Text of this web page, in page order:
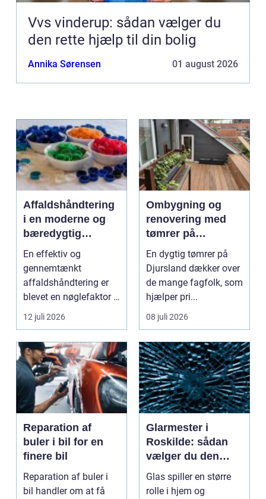
Vvs vinderup: sådan vælger du
den rette hjælp til din bolig
Annika Sørensen 01 august 2026
Affaldshåndtering
i en moderne og
bæredygtig
hverdag
En effektiv og
gennemtænkt
affaldshåndtering er
blevet en nøglefaktor i
den grønne omstilling.
Vi st...
12 juli 2026
Ombygning og
renovering med
tømrer på
Djursland
En dygtig tømrer på
Djursland dækker over
de mange fagfolk, som
hjælper pri...
08 juli 2026
Reparation af
buler i bil for en
finere bil
Reparation af buler i
bil handler om at få
Glarmester i
Roskilde: sådan
vælger du den
rette fagmand til
dine glasopgaver
Glas spiller en større
rolle i hjem og